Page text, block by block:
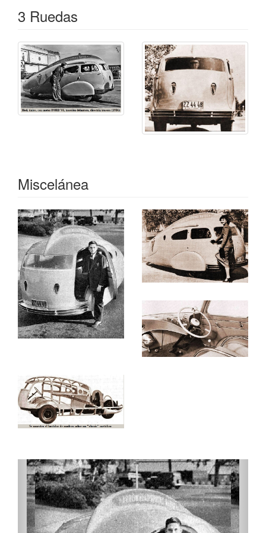
3 Ruedas
Miscelánea